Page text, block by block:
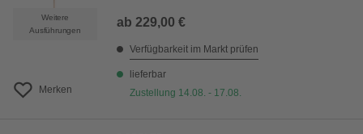
Weitere
Ausführungen
Merken
ab 229,00 €
Verfügbarkeit im Markt prüfen
lieferbar
Zustellung 14.08. - 17.08.